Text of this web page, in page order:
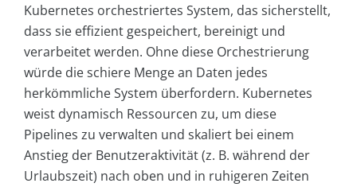
Kubernetes orchestriertes System, das sicherstellt,
dass sie effizient gespeichert, bereinigt und
verarbeitet werden. Ohne diese Orchestrierung
würde die schiere Menge an Daten jedes
herkömmliche System überfordern. Kubernetes
weist dynamisch Ressourcen zu, um diese
Pipelines zu verwalten und skaliert bei einem
Anstieg der Benutzeraktivität (z. B. während der
Urlaubszeit) nach oben und in ruhigeren Zeiten